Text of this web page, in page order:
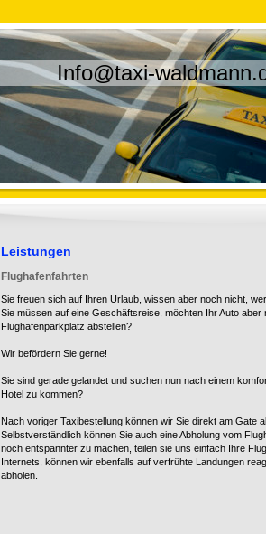
Info@taxi-
Leistungen
Flughafenfahrten
Sie freuen sich auf Ihren Urlaub , wissen aber noch nicht,
Sie müssen auf eine Geschäftsreise, möchten IhrAuto aber
Flughafenparkplatz abstellen?
Wir befördern Sie gerne!
Sie sind gerade gelandet und suchen nun nach einem
Hotel zu kommen?
Nach voriger Taxibestellung können wir Sie direkt am Gate
Selbstverständlich können Sie auch eine Abholung vom
noch entspannter zu machen, teilen sie uns einfach Ihre
Internets, können wir ebenfalls auf verfrühte Landungen
abholen.